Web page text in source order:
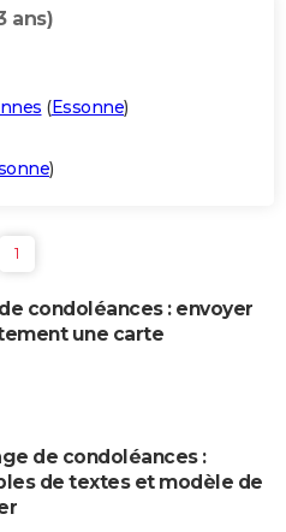
ans)
(Essonne)
)
1
condoléances : envoyer
une carte
de condoléances :
de textes et modèle de